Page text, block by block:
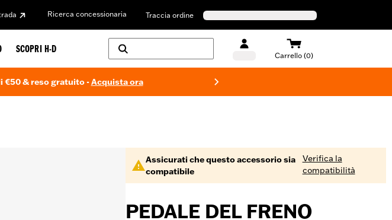
Ricerca concessionaria Traccia ordine
SCOPRI H-D
Carrello (0)
€50 & reso gratuito -Acquista ora
Assicurati che questo accessorio sia
compatibile
Verifica la
compatibilità
PEDALE DEL FRENO